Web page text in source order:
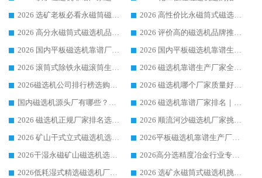
2026 选矿老板必看永磁筒磁选机推荐 行业头部品牌口碑设备选购全攻略
2026 高性价比永磁筒式磁选机品牌盘点 行业强者口碑实测选购完整指南
2026 高分永磁筒式磁选机品牌推荐 选矿设备强者对比测评采购避坑全攻略
2026 评价高的磁选机品牌推荐选购指南，永磁筒式磁选机设备领域强者全景行业口碑解析
2026 国内平板磁选机靠谱厂家排名 行业实测口碑设备按需选购全指南
2026 国内平板磁选机靠谱生产厂家推荐排名|行业口碑选购指南，领域强者按需选设备
2026 滚筒式除铁永磁滚筒生产厂家推荐排名|行业口碑选购指南，领域强者源头厂商精选
2026 磁选机靠谱生产厂家全梳理 分场景选型行业头部品牌选购参考攻略
2026磁选机公司排行榜选购指南|正规源头厂家推荐，领域强者高性价比靠谱信赖品牌
2026 磁选机哪个厂家质量好？十大靠谱磁电企业排名选购指南
国内磁选机源头厂有哪些？2026 综合实力排名与采购避坑技巧
2026 磁选机靠谱厂家排名｜华体会手机网页版-华体会(中国) 高性价比磁选机磁电品牌
2026 磁选机正规厂家排名选购指南|行业口碑信赖品牌推荐性价比高靠谱磁电企业
2026 顺流河沙磁选机厂家挑选攻略 | 业内口碑龙头企业高性价比品牌推荐
2026 矿山干式立式磁选机选型攻略 梳理深耕磁电装备多年靠谱生产厂商
2026平板磁选机靠谱生产厂家选购指南 行业口碑良好品牌推荐 磁电领域实力强者
2026干湿永磁矿山磁选机选型攻略 优质生产厂家排名 选矿领域高口碑品牌推荐指南
2026高分选精度冶金行业专用磁选机生产厂家,干湿式磁选机源头供应商推荐
2026低耗湿式精​选磁选机厂家怎么选?湿式精选磁选机供应商，行业认可度较高生产厂家华体会手机网页版-华体会(中国) 全面解析
2026 选矿永磁筒式磁选机挑选指南 华体会手机网页版-华体会(中国) 推荐品牌行业口碑佳实力突出